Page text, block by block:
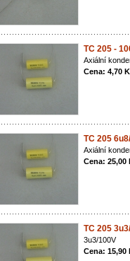
TC 205 -
Axiální
Cena: 4,70
TC 205
Axiální
Cena: 25,00
TC 205
3u3/100V
Cena: 15,90